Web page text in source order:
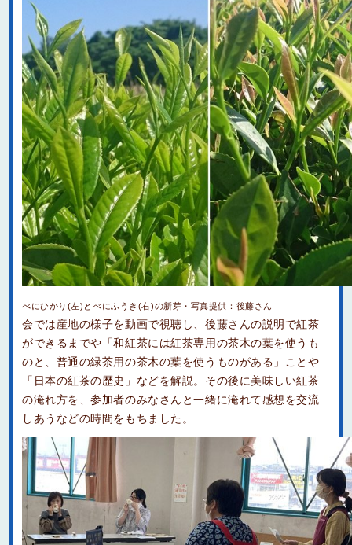
べにひかり(左)とべにふうき(右)の新芽・写真提供：後藤さん
会では産地の様子を動画で視聴し、後藤さんの説明で紅茶
ができるまでや「和紅茶には紅茶専用の茶木の葉を使うも
のと、普通の緑茶用の茶木の葉を使うものがある」ことや
「日本の紅茶の歴史」などを解説。その後に美味しい紅茶
の淹れ方を、参加者のみなさんと一緒に淹れて感想を交流
しあうなどの時間をもちました。